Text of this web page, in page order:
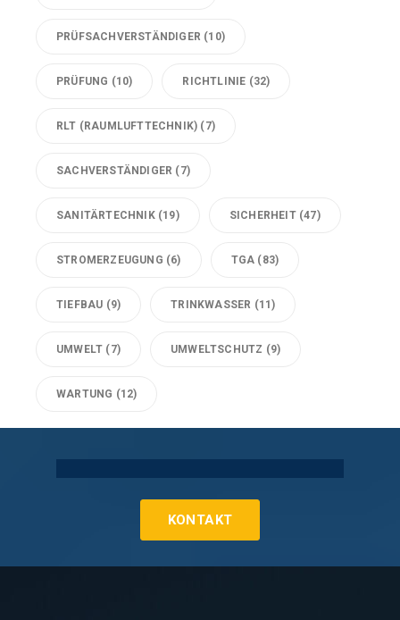
PRÜFSACHVERSTÄNDIGER (10)
PRÜFUNG (10) RICHTLINIE (32)
RLT (RAUMLUFTTECHNIK) (7)
SACHVERSTÄNDIGER (7)
SANITÄRTECHNIK(19) SICHERHEIT(47)
STROMERZEUGUNG (6) TGA (83)
TIEFBAU (9) TRINKWASSER (11)
UMWELT (7) UMWELTSCHUTZ (9)
WARTUNG (12)
KONTAKT